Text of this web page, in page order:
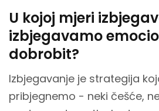
U kojoj mjeri
izbjegavamo
dobrobit?
Izbjegavanje je strategija
pribjegnemo - neki češće,